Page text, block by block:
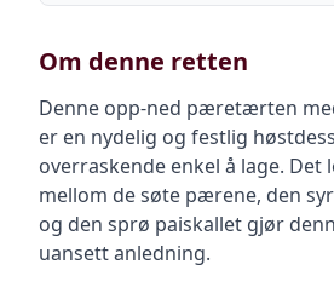
Om denne retten
Denne opp-ned pæretærten
er en nydelig og festlig
overraskende enkel å lage. Det
mellom de søte pærene, den
og den sprø paiskallet gjør
uansett anledning.